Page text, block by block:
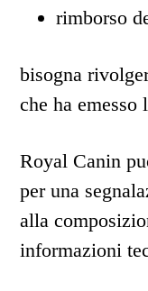
rimborso
bisogna
che ha
Royal Canin
per una
alla
informazioni